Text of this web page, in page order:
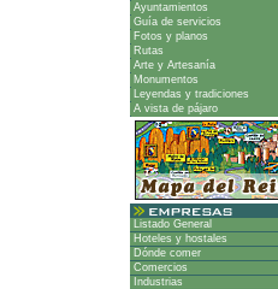
Ayuntamientos
Guía de servicios
Fotos y planos
Rutas
Arte y Artesanía
Monumentos
Leyendas y tradiciones
A vista de pájaro
Listado General
Hoteles y hostales
Dónde comer
Comercios
Industrias